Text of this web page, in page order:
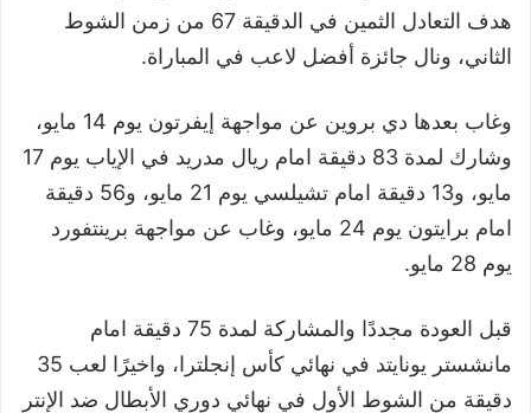
هدف التعادل الثمين في الدقيقة 67 من زمن الشوط
الثاني، ونال جائزة أفضل لاعب في المباراة.
وغاب بعدها دي بروين عن مواجهة إيفرتون يوم 14 مايو،
وشارك لمدة 83 دقيقة امام ريال مدريد في الإياب يوم 17
مايو، و13 دقيقة امام تشيلسي يوم 21 مايو، و56 دقيقة
امام برايتون يوم 24 مايو، وغاب عن مواجهة برينتفورد
يوم 28 مايو.
قبل العودة مجددًا والمشاركة لمدة 75 دقيقة امام
مانشستر يونايتد في نهائي كأس إنجلترا، واخيرًا لعب 35
دقيقة من الشوط الأول في نهائي دوري الأبطال ضد الإنتر